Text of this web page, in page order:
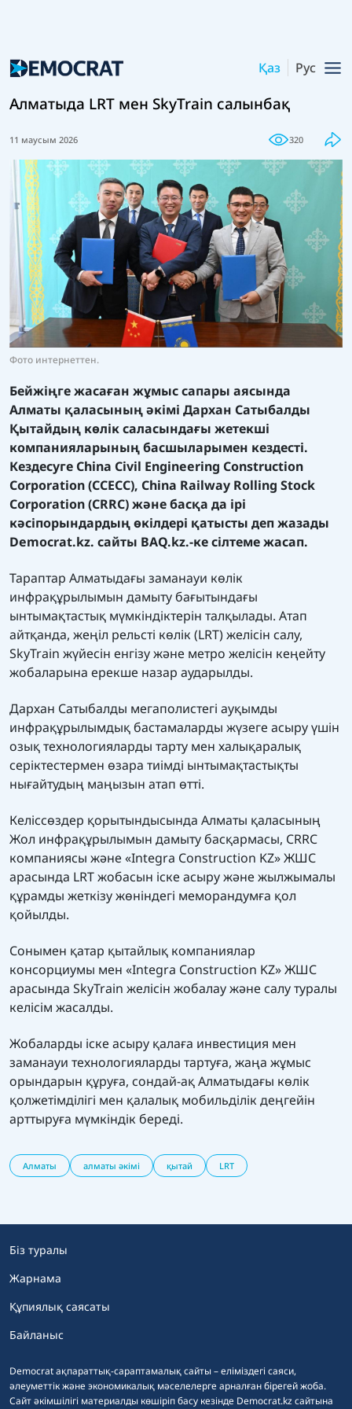
Қаз Рус
Алматыда LRT мен SkyTrain салынбақ
11 маусым 2026 320
Фото интернеттен.
Бейжіңге жасаған жұмыс сапары аясында
Алматы қаласының әкімі Дархан Сатыбалды
Қытайдың көлік саласындағы жетекші
компанияларының басшыларымен кездесті.
Кездесуге China Civil Engineering Construction
Corporation (CCECC), China Railway Rolling Stock
Corporation (CRRC) және басқа да ірі
кәсіпорындардың өкілдері қатысты деп жазады
Democrat.kz. сайты BAQ.kz.-ке сілтеме жасап.
Тараптар Алматыдағы заманауи көлік
инфрақұрылымын дамыту бағытындағы
ынтымақтастық мүмкіндіктерін талқылады. Атап
айтқанда, жеңіл рельсті көлік (LRT) желісін салу,
SkyTrain жүйесін енгізу және метро желісін кеңейту
жобаларына ерекше назар аударылды.
Дархан Сатыбалды мегаполистегі ауқымды
инфрақұрылымдық бастамаларды жүзеге асыру үшін
озық технологияларды тарту мен халықаралық
серіктестермен өзара тиімді ынтымақтастықты
нығайтудың маңызын атап өтті.
Келіссөздер қорытындысында Алматы қаласының
Жол инфрақұрылымын дамыту басқармасы, CRRC
компаниясы және «Integra Construction KZ» ЖШС
арасында LRT жобасын іске асыру және жылжымалы
құрамды жеткізу жөніндегі меморандумға қол
қойылды.
Сонымен қатар қытайлық компаниялар
консорциумы мен «Integra Construction KZ» ЖШС
арасында SkyTrain желісін жобалау және салу туралы
келісім жасалды.
Жобаларды іске асыру қалаға инвестиция мен
заманауи технологияларды тартуға, жаңа жұмыс
орындарын құруға, сондай-ақ Алматыдағы көлік
қолжетімділігі мен қалалық мобильділік деңгейін
арттыруға мүмкіндік береді.
Алматы алматы әкімі қытай LRT
Democrat ақпараттық-сараптамалық сайты – еліміздегі саяси,
әлеуметтік және экономикалық мәселелерге арналған бірегей жоба.
Сайт әкімшілігі материалды көшіріп басу кезінде Democrat.kz сайтына
Біз туралы
Жарнама
Құпиялық саясаты
Байланыс